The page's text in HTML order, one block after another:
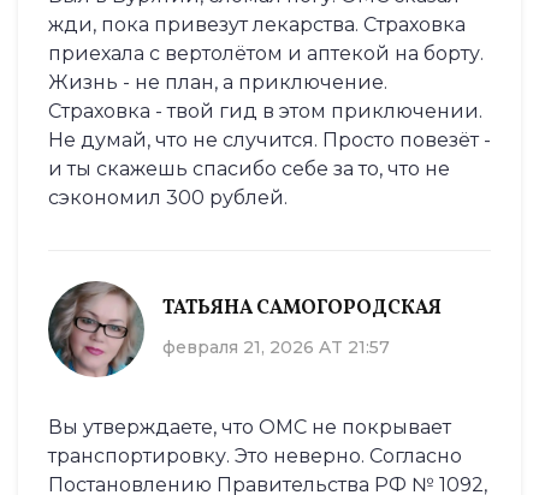
жди, пока привезут лекарства. Страховка
приехала с вертолётом и аптекой на борту.
Жизнь - не план, а приключение.
Страховка - твой гид в этом приключении.
Не думай, что не случится. Просто повезёт -
и ты скажешь спасибо себе за то, что не
сэкономил 300 рублей.
ТАТЬЯНА САМОГОРОДСКАЯ
февраля 21, 2026 AT 21:57
Вы утверждаете, что ОМС не покрывает
транспортировку. Это неверно. Согласно
Постановлению Правительства РФ № 1092,